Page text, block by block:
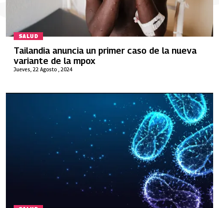
SALUD
Jueves, 22 Agosto , 2024
Tailandia anuncia un primer caso de la nueva
variante de la mpox